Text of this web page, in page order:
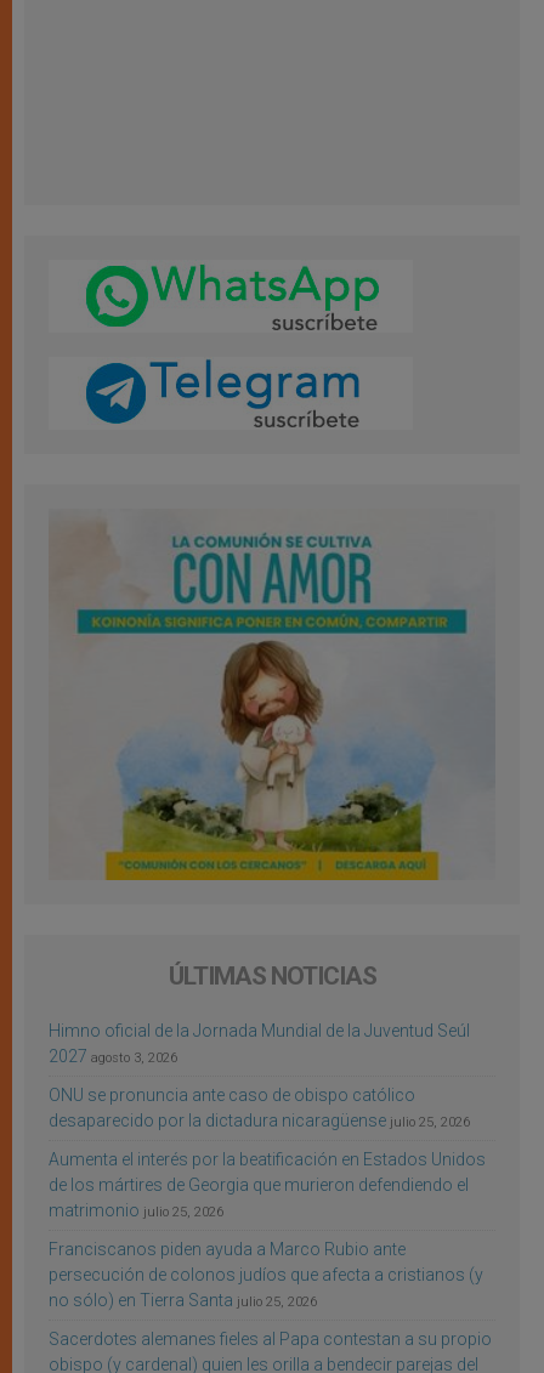
ÚLTIMAS NOTICIAS
Himno oficial de la Jornada Mundial de la Juventud Seúl
2027 agosto 3, 2026
ONU se pronuncia ante caso de obispo católico
desaparecido por la dictadura nicaragüense julio 25, 2026
Aumenta el interés por la beatificación en Estados Unidos
de los mártires de Georgia que murieron defendiendo el
matrimonio julio 25, 2026
Franciscanos piden ayuda a Marco Rubio ante
persecución de colonos judíos que afecta a cristianos (y
no sólo) en Tierra Santa julio 25, 2026
Sacerdotes alemanes fieles al Papa contestan a su propio
obispo (y cardenal) quien les orilla a bendecir parejas del